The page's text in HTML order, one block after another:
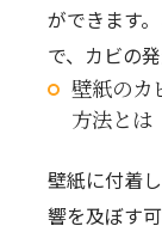
ができます
で、カビの
壁紙のカ
方法とは
壁紙に付着
響を及ぼす